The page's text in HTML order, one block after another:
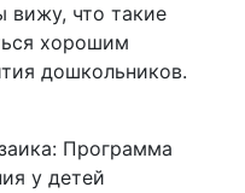
что такие
хорошим
дошкольников.
Программа
у детей